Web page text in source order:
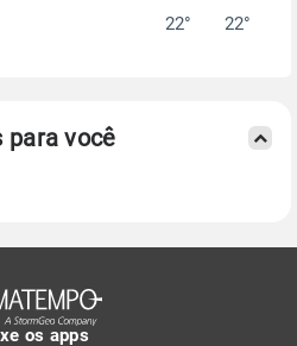
22° 22°
para você
os apps